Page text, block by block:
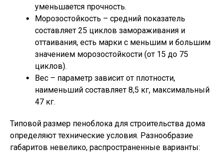
уменьшается прочность.
Морозостойкость – средний показатель
составляет 25 циклов замораживания и
оттаивания, есть марки с меньшим и большим
значением морозостойкости (от 15 до 75
циклов).
Вес – параметр зависит от плотности,
наименьший составляет 8,5 кг, максимальный
47 кг.
Типовой размер пеноблока для строительства дома
определяют технические условия. Разнообразие
габаритов невелико, распространенные варианты: